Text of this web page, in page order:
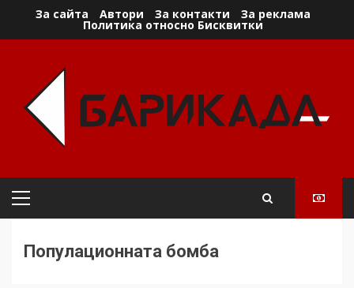
За сайта Автори За контакти За реклама
Политика относно Бисквитки
Primary
Популационната бомба